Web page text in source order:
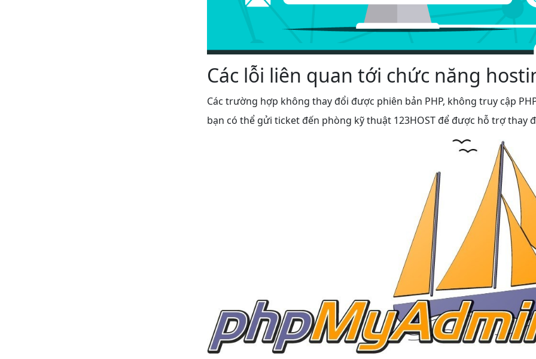
Các lỗi liên quan tới chức năng
Các trường hợp không thay đổi được phiên bản PHP, không truy cập
bạn có thể gửi ticket đến phòng kỹ thuật 123HOST để được hỗ trợ thay